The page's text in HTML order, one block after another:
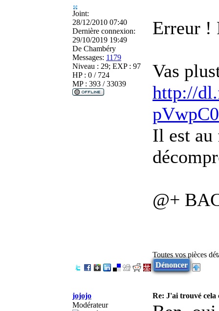
Joint:
28/12/2010 07:40
Dernière connexion:
29/10/2019 19:49
De Chambéry
Messages: 1179
Niveau : 29; EXP : 97
HP : 0 / 724
MP : 393 / 33039
Erreur !
Vas
http://
Il est au
@+
Toutes vos pièces
Dénoncer
jojojo
Re: J'ai trouvé cela
Modérateur